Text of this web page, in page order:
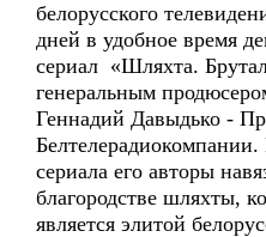
белорусского
дней в удобное время
сериал «Шляхта.
генеральным
Геннадий Давыдько -
сериала его авторы
благородстве шляхты,
является элитой